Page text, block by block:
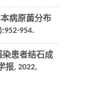
病原菌分布
954.
染患者结石成
报, 2022,